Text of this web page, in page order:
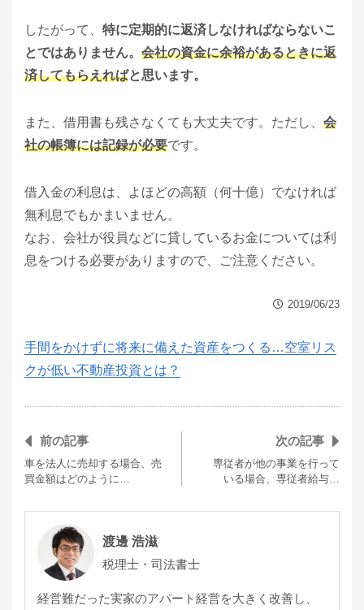
したがって、 特に定期的に返済しなければならないこ
とではありません。 会社の資金に余裕があるときに返
済してもらえればと思います。
また、借用書も残さなくても大丈夫です。ただし、 会
社の帳簿には記録が必要です。
借入金の利息は、よほどの高額（何十億）でなければ
無利息でもかまいません。
なお、会社が役員などに貸しているお金については利
息をつける必要がありますので、ご注意ください。
2019/06/23
手間をかけずに将来に備えた資産をつくる…空室リス
クが低い不動産投資とは？
前の記事
車を法人に売却する場合、売
買金額はどのように…
次の記事
専従者が他の事業を行って
いる場合、専従者給与…
渡邊 浩滋
税理士・司法書士
経営難だった実家のアパート経営を大きく改善し、